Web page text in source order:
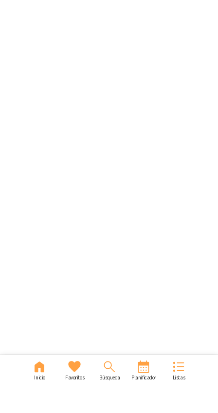
Inicio Favoritos Búsqueda Planificador Listas